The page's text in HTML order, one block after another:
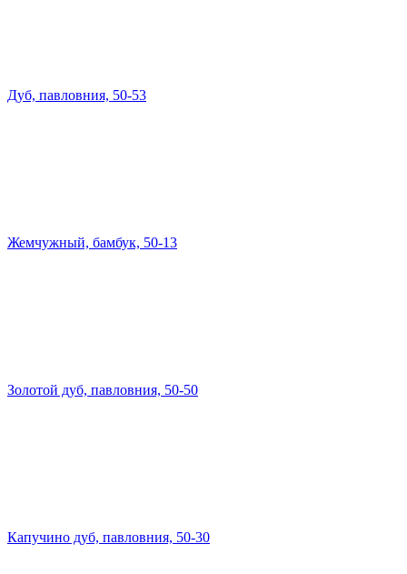
Дуб, павловния, 50-53
Жемчужный, бамбук, 50-13
Золотой дуб, павловния, 50-50
Капучино дуб, павловния, 50-30